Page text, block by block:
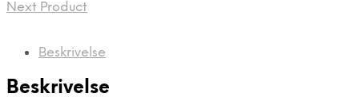
Next Product
Beskrivelse
Beskrivelse